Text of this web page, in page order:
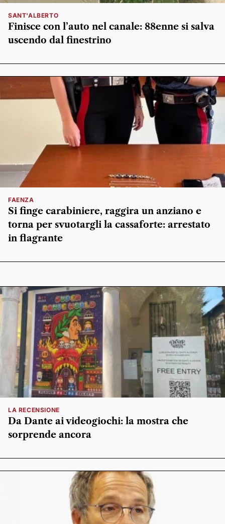
SANT'ALBERTO
Finisce con l’auto nel canale: 88enne si salva
uscendo dal finestrino
FAENZA
Si finge carabiniere, raggira un anziano e
torna per svuotargli la cassaforte: arrestato
in flagrante
LA RECENSIONE
Da Dante ai videogiochi: la mostra che
sorprende ancora